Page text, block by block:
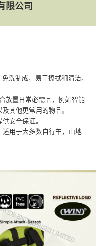
限公司
洗制成，易于擦拭和清洁，
放置日常必需品，例如智能
其他更常用的物品。
安全保证。
用于大多数自行车，山地